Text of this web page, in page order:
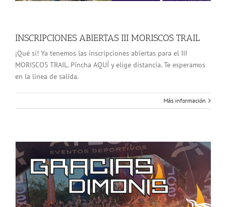
INSCRIPCIONES ABIERTAS III MORISCOS TRAIL
¡Qué sí! Ya tenemos las inscripciones abiertas para el III
MORISCOS TRAIL. Pincha AQUÍ y elige distancia. Te esperamos
en la línea de salida.
Más información